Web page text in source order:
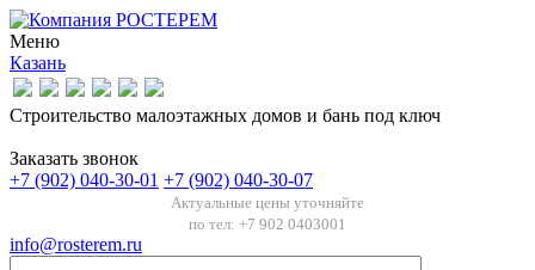
Меню
Казань
Строительство малоэтажных домов и бань под ключ
Заказать звонок
+7 (902) 040-30-01 +7 (902) 040-30-07
Актуальные цены уточняйте
по тел: +7 902 0403001
info@rosterem.ru